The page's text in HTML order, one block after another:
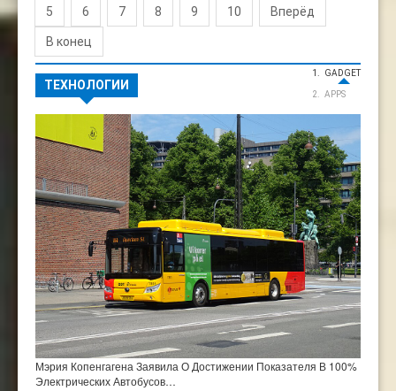
5 6 7 8 9 10 Вперёд
В конец
ТЕХНОЛОГИИ
GADGET
APPS
Мэрия Копенгагена Заявила О Достижении Показателя В 100%
Электрических Автобусов…